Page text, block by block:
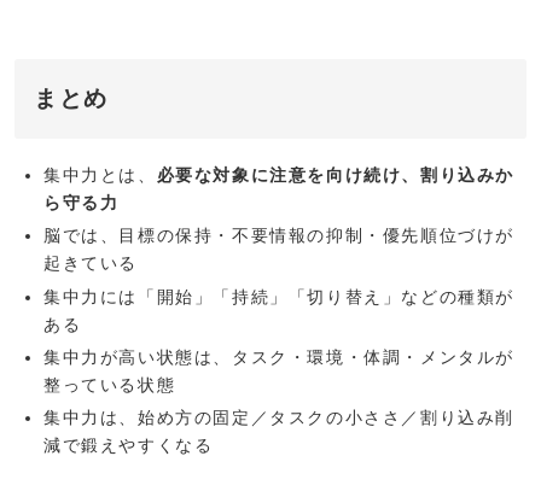
まとめ
集中力とは、 必要な対象に注意を向け続け、割り込みか
ら守る力
脳では、目標の保持・不要情報の抑制・優先順位づけが
起きている
集中力には「開始」「持続」「切り替え」などの種類が
ある
集中力が高い状態は、タスク・環境・体調・メンタルが
整っている状態
集中力は、始め方の固定／タスクの小ささ／割り込み削
減で鍛えやすくなる